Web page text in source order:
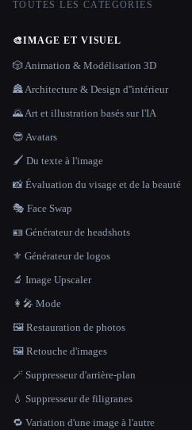
TOUTES LES CATÉGORIES
🎨IMAGE ET VISUEL
🎲 Animation & Modélisation 3D
🏯 Architecture & Design d''intérieur
🌄 Art et illustration basés sur l'IA
😎 Avatars
🖌️ Du texte à l'image
📸 Évaluation du visage et de la beauté
🎭 Face Swap
🪪 Générateur de headshots
⚜️ Générateur de logos
🔬 Image Upscaler
👩‍🎤 Mode
🖼️ Restauration de photos
🖼️ Retouche d'images
🪄 Suppresseur d'arrière-plan
💧 Suppresseur de filigranes
🔁 Variation d'une image à l'autre